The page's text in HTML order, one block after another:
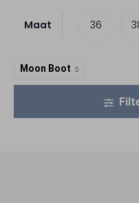
Maat 36
Moon Boot